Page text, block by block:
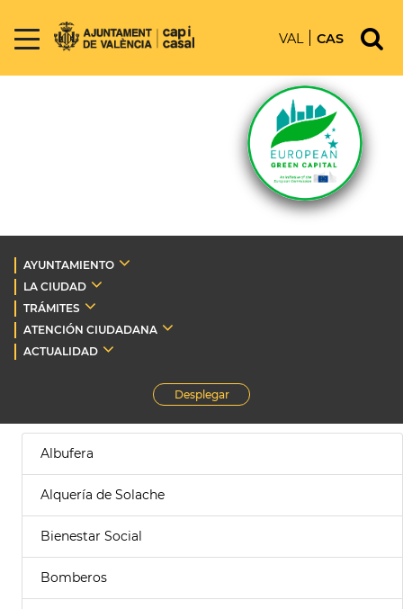
VAL CAS
AYUNTAMIENTO
LA CIUDAD
TRÁMITES
ATENCIÓN CIUDADANA
ACTUALIDAD
Desplegar
Albufera
Alquería de Solache
Bienestar Social
Bomberos